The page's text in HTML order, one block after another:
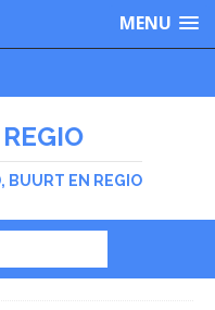
MENU
BUURT EN REGIO